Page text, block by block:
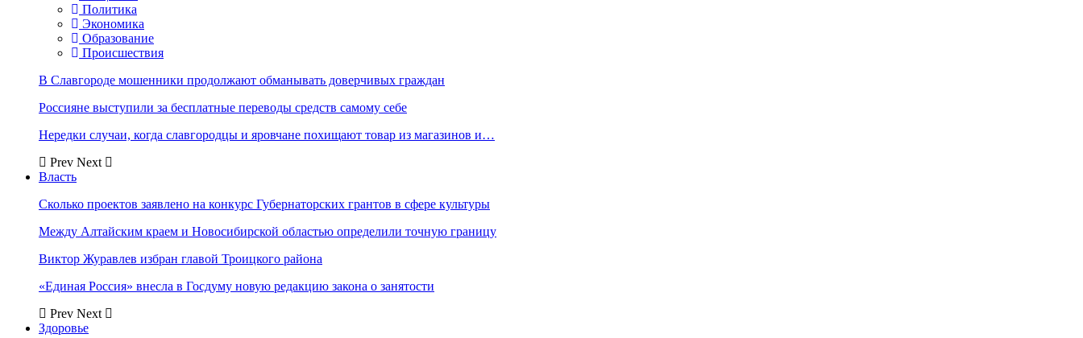
Политика
Экономика
Образование
Происшествия
В Славгороде мошенники продолжают обманывать доверчивых граждан
Россияне выступили за бесплатные переводы средств самому себе
Нередки случаи, когда славгородцы и яровчане похищают товар из магазинов и…
Prev Next
Власть
Сколько проектов заявлено на конкурс Губернаторских грантов в сфере культуры
Между Алтайским краем и Новосибирской областью определили точную границу
Виктор Журавлев избран главой Троицкого района
«Единая Россия» внесла в Госдуму новую редакцию закона о занятости
Prev Next
Здоровье